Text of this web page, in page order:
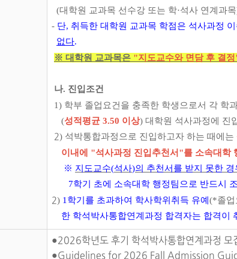
(대학원 교과목 선수강 또는 학·석사 연계과
- 단, 취득한 대학원 교과목 학점은 석사과정
없다.
※ 대학원 교과목은 "지도교수와 면담 후 결
나. 진입조건
1) 학부 졸업요건을 충족한 학생으로서 각 학
(성적평균 3.50 이상) 대학원 석사과정에 진
2) 석박통합과정으로 진입하고자 하는 때에는
이내에 "석사과정 진입추천서"를 소속대학
※ 지도교수(석사)의 추천서를 받지 못한
7학기 초에 소속대학 행정팀으로 반드시
2) 1학기를 초과하여 학사학위취득 유예 (*졸업
한 학석박사통합연계과정 합격자는 합격이
●2026학년도 후기 학석박사통합연계과정
●Guidelines for 2026 Fall Admission